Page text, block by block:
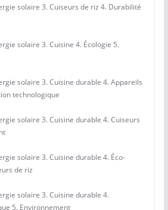
solaire 3. Cuiseurs de riz 4. Durabilité
solaire 3. Cuisine 4. Écologie 5.
solaire 3. Cuisine durable 4. Appareils
technologique
solaire 3. Cuisine durable 4. Cuiseurs
solaire 3. Cuisine durable 4. Éco-
de riz
solaire 3. Cuisine durable 4.
5. Environnement